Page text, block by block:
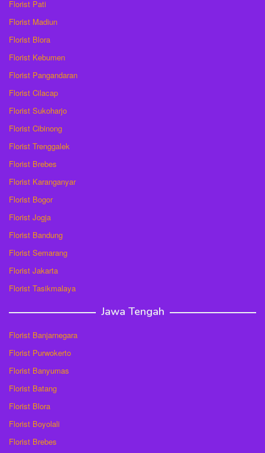
Florist Pati
Florist Madiun
Florist Blora
Florist Kebumen
Florist Pangandaran
Florist Cilacap
Florist Sukoharjo
Florist Cibinong
Florist Trenggalek
Florist Brebes
Florist Karanganyar
Florist Bogor
Florist Jogja
Florist Bandung
Florist Semarang
Florist Jakarta
Florist Tasikmalaya
Jawa Tengah
Florist Banjarnegara
Florist Purwokerto
Florist Banyumas
Florist Batang
Florist Blora
Florist Boyolali
Florist Brebes